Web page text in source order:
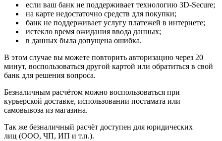
если ваш банк не поддерживает технологию 3D-Secure;
на карте недостаточно средств для покупки;
банк не поддерживает услугу платежей в интернете;
истекло время ожидания ввода данных;
в данных была допущена ошибка.
В этом случае вы можете повторить авторизацию через 20
минут, воспользоваться другой картой или обратиться в свой
банк для решения вопроса.
Безналичным расчётом можно воспользоваться при
курьерской доставке, использовании постамата или
самовывоза из магазина.
Так же безналичный расчёт доступен для юридических
лиц (ООО, ЧП, ИП и т.п.).